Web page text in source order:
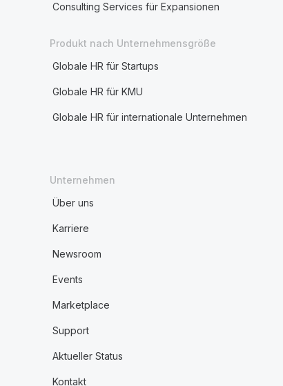
Consulting Services für Expansionen
Produkt nach Unternehmensgröße
Globale HR für Startups
Globale HR für KMU
Globale HR für internationale Unternehmen
Unternehmen
Über uns
Karriere
Newsroom
Events
Marketplace
Support
Aktueller Status
Kontakt